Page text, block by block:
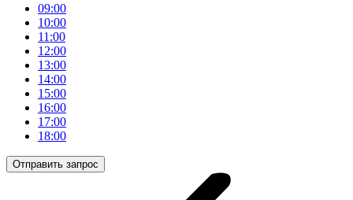
09:00
10:00
11:00
12:00
13:00
14:00
15:00
16:00
17:00
18:00
Отправить запрос